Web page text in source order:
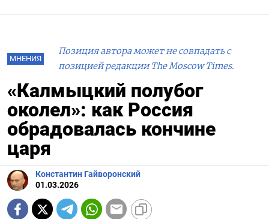
МНЕНИЯ
Позиция автора может не совпадать с
позицией редакции The Moscow Times.
«Калмыцкий полубог
околел»: как Россия
обрадовалась кончине
царя
Константин Гайворонский
01.03.2026